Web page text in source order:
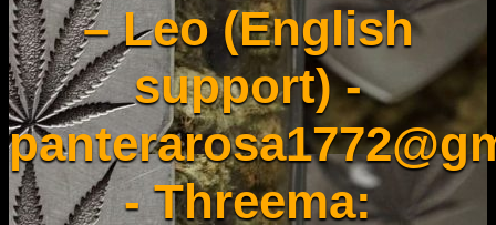
– Leo (English
support) -
- Threema: